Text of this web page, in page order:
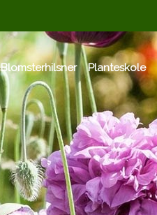
Blomsterhilsner Planteskole